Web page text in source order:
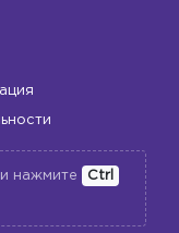
нажмите
Ctrl